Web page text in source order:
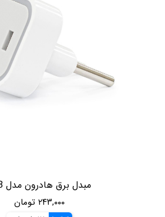
مبدل برق هادرون مدل a08
۲۴۳,۰۰۰ تومان